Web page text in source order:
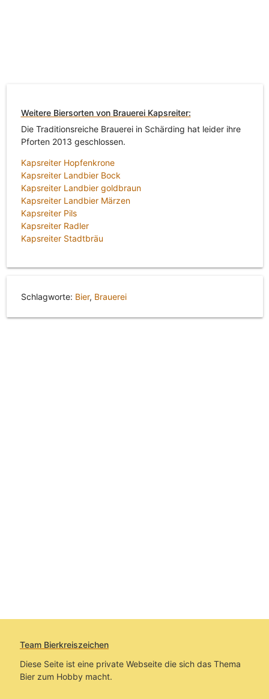
Weitere Biersorten von Brauerei Kapsreiter:
Die Traditionsreiche Brauerei in Schärding hat leider ihre
Pforten 2013 geschlossen.
Kapsreiter Hopfenkrone
Kapsreiter Landbier Bock
Kapsreiter Landbier goldbraun
Kapsreiter Landbier Märzen
Kapsreiter Pils
Kapsreiter Radler
Kapsreiter Stadtbräu
Schlagworte: Bier, Brauerei
Team Bierkreiszeichen
Diese Seite ist eine private Webseite die sich das Thema
Bier zum Hobby macht.